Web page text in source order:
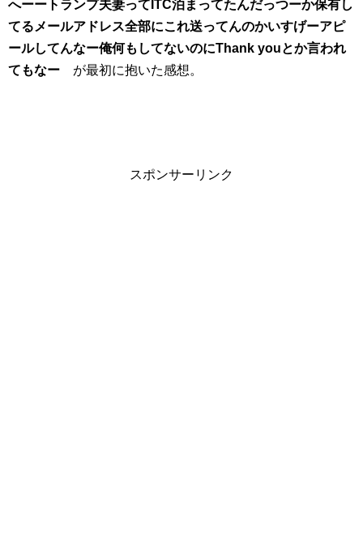
へーートランプ夫妻ってITC泊まってたんだっつーか保有し
てるメールアドレス全部にこれ送ってんのかいすげーアピ
ールしてんなー俺何もしてないのにThank youとか言われ
てもなー が最初に抱いた感想。
スポンサーリンク